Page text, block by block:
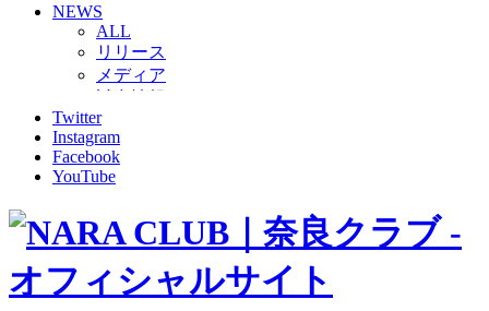
NEWS
ALL
リリース
メディア
グッズ
ファンコミュニティ
普及・育成
ホームタウン
その他
2026/27トップチーム
2026/27トップチームスタッフ
Twitter
Instagram
Facebook
YouTube